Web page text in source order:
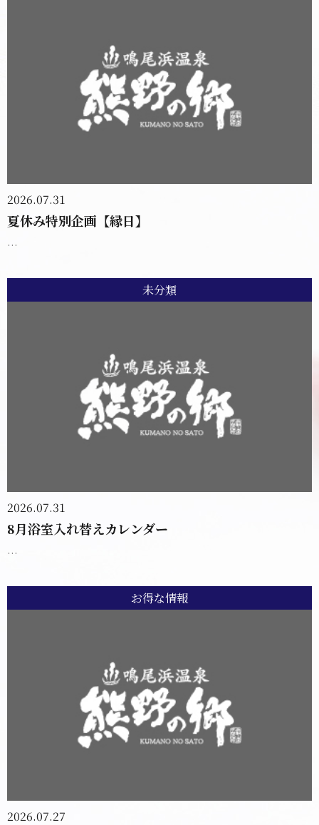
2026.07.31
夏休み特別企画【縁日】
...
未分類
2026.07.31
8月浴室入れ替えカレンダー
...
お得な情報
2026.07.27